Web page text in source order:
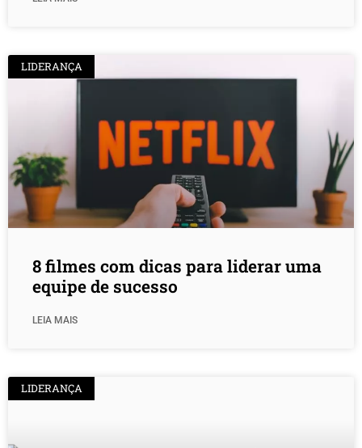
LIDERANÇA
8 filmes com dicas para liderar uma
equipe de sucesso
LEIA MAIS
LIDERANÇA